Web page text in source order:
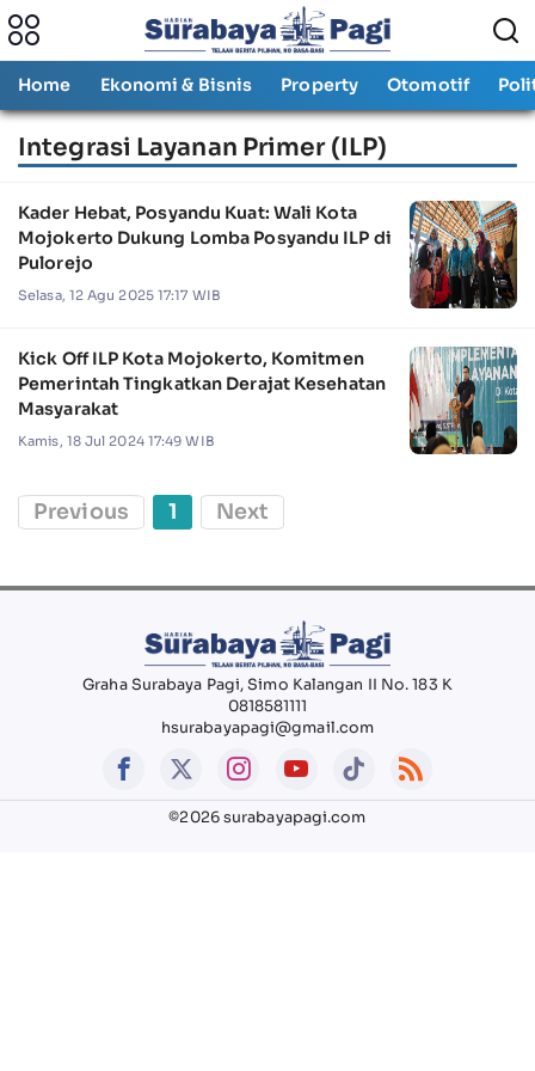
Home Ekonomi & Bisnis Property Otomotif
Integrasi Layanan Primer (ILP)
Kader Hebat, Posyandu Kuat: Wali Kota
Mojokerto Dukung Lomba Posyandu ILP di
Pulorejo
Selasa, 12 Agu 2025 17:17 WIB
Kick Off ILP Kota Mojokerto, Komitmen
Pemerintah Tingkatkan Derajat Kesehatan
Masyarakat
Kamis, 18 Jul 2024 17:49 WIB
Previous 1 Next
Graha Surabaya Pagi, Simo Kalangan II No. 183 K
0818581111
hsurabayapagi@gmail.com
©2026 surabayapagi.com